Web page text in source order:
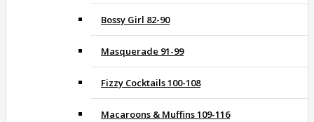
Bossy Girl 82-90
Masquerade 91-99
Fizzy Cocktails 100-108
Macaroons & Muffins 109-116